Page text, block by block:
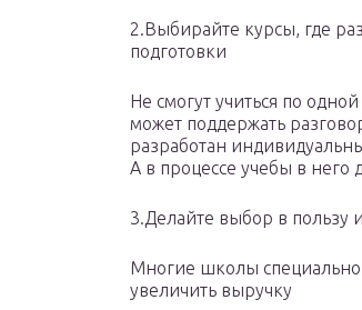
2.Выбирайте курсы, где
подготовки
Не смогут учиться по
может поддержать
разработан
А в процессе учебы в него
3.Делайте выбор в пользу
Многие школы специально
увеличить выручку